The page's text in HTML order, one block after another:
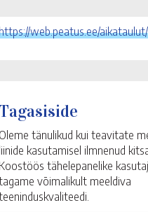
web.peatus.ee/
Tagasiside
Oleme tänulikud kui teavitate
liinide kasutamisel ilmnenud
Koostöös tähelepanelike
võimalikult meeldiva